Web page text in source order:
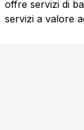
offre servizi di
servizi a valore